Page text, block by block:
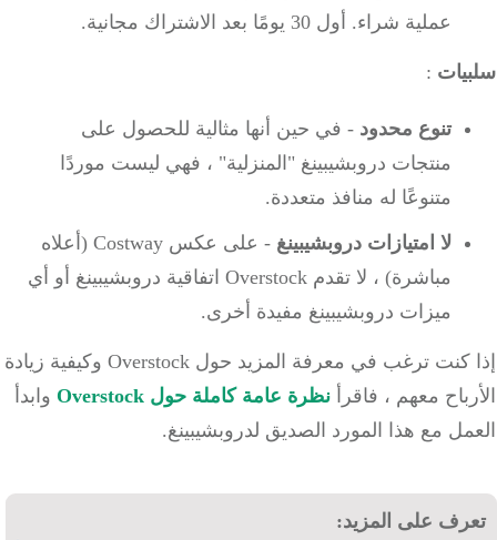
عملية شراء. أول 30 يومًا بعد الاشتراك مجانية.
:
تنوع محدود- في حين أنها مثالية للحصول على
منتجات دروبشيبينغ "المنزلية" ، فهي ليست موردًا
متنوعًا له منافذ متعددة.
لا امتيازات دروبشيبينغ
- على عكس Costway (أعلاه
مباشرة) ، لا تقدم Overstock اتفاقية دروبشيبينغ أو أي
ميزات دروبشيبينغ مفيدة أخرى.
إذا كنت ترغب في معرفة المزيد حول Overstock وكيفية زيادة
معهم ، فاقرأنظرة عامة كاملة حول Overstock
وابدأ
مع هذا المورد الصديق لدروبشيبينغ.
على المزيد: